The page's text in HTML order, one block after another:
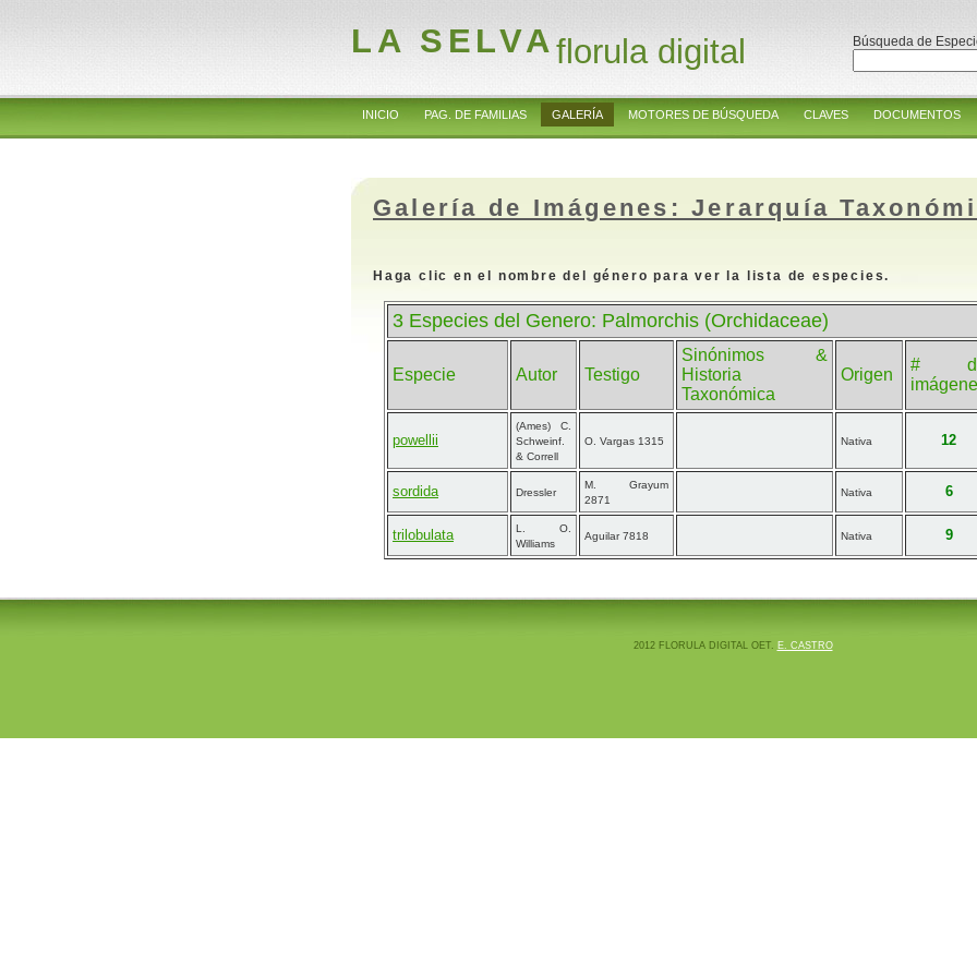
LA SELVAflorula digital Búsqueda de
INICIO PAG. DE FAMILIAS GALERÍA MOTORES DE BÚSQUEDA CLAVES DOCUMENTOS
Galería de Imágenes: Jerarquía
Haga clic en el nombre del género para ver la lista de especies.
3 Especies del Genero: Palmorchis (Orchidaceae)
Especie Autor Testigo
Sinónimos &
Historia
Taxonómica
Origen
#
powellii
(Ames) C.
Schweinf.
& Correll
O. Vargas 1315 Nativa 12
sordida Dressler
M. Grayum
2871
Nativa 6
trilobulata
L. O.
Williams
Aguilar 7818 Nativa 9
2012 FLORULA DIGITAL OET. E. CASTRO